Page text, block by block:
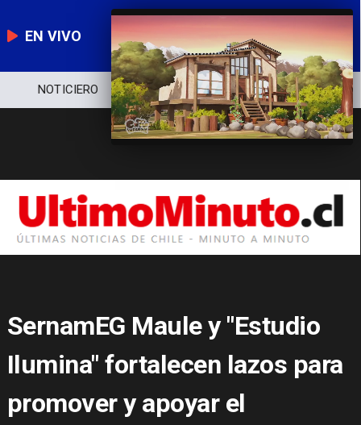
EN VIVO
NOTICIERO POLÍTICA ECONOMÍA
SernamEG Maule y "Estudio
Ilumina" fortalecen lazos para
promover y apoyar el